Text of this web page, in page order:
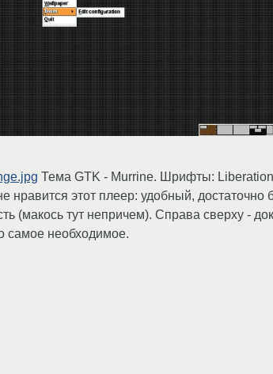
Тема GTK - Murrine. Шрифты:
нравится этот плеер: удобный,
(макось тут непричем). Справа сверху -
самое необходимое.